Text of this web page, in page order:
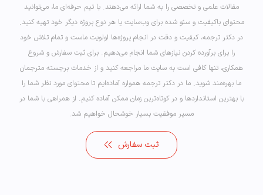
مقالات علمی و تخصصی را به شما ارائه می‌دهند. با تیم حرفه‌ای ما، می‌توانید
محتوای باکیفیت و سئو شده برای وب‌سایت یا هر نوع پروژه دیگر خود تهیه کنید.
در دکتر ترجمه، کیفیت و دقت در انجام پروژه‌ها اولویت ماست و تمام تلاش خود
را برای برآورده کردن نیازهای شما انجام می‌دهیم. برای ثبت سفارش و شروع
همکاری، تنها کافی است به سایت ما مراجعه کنید و از خدمات برجسته مترجمان
ما بهره‌مند شوید. ما در دکتر ترجمه همواره آماده‌ایم تا محتوای مورد نظر شما را
با بهترین استانداردها و در کوتاه‌ترین زمان ممکن آماده کنیم. از همراهی با شما در
مسیر موفقیت بسیار خوشحال خواهیم شد.
ثبت سفارش